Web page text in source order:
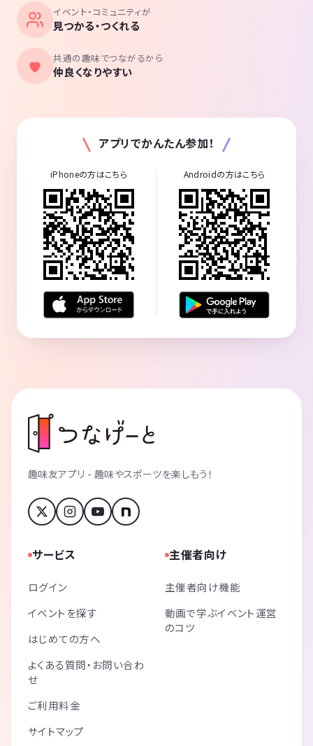
イベント・コミュニティが
見つかる・つくれる
共通の趣味でつながるから
仲良くなりやすい
アプリでかんたん参加！
iPhoneの方はこちら Androidの方はこちら
趣味友アプリ - 趣味やスポーツを楽しもう！
サービス
ログイン
イベントを探す
はじめての方へ
よくある質問・お問い合わ
せ
ご利用料金
サイトマップ
主催者向け
主催者向け機能
動画で学ぶイベント運営
のコツ